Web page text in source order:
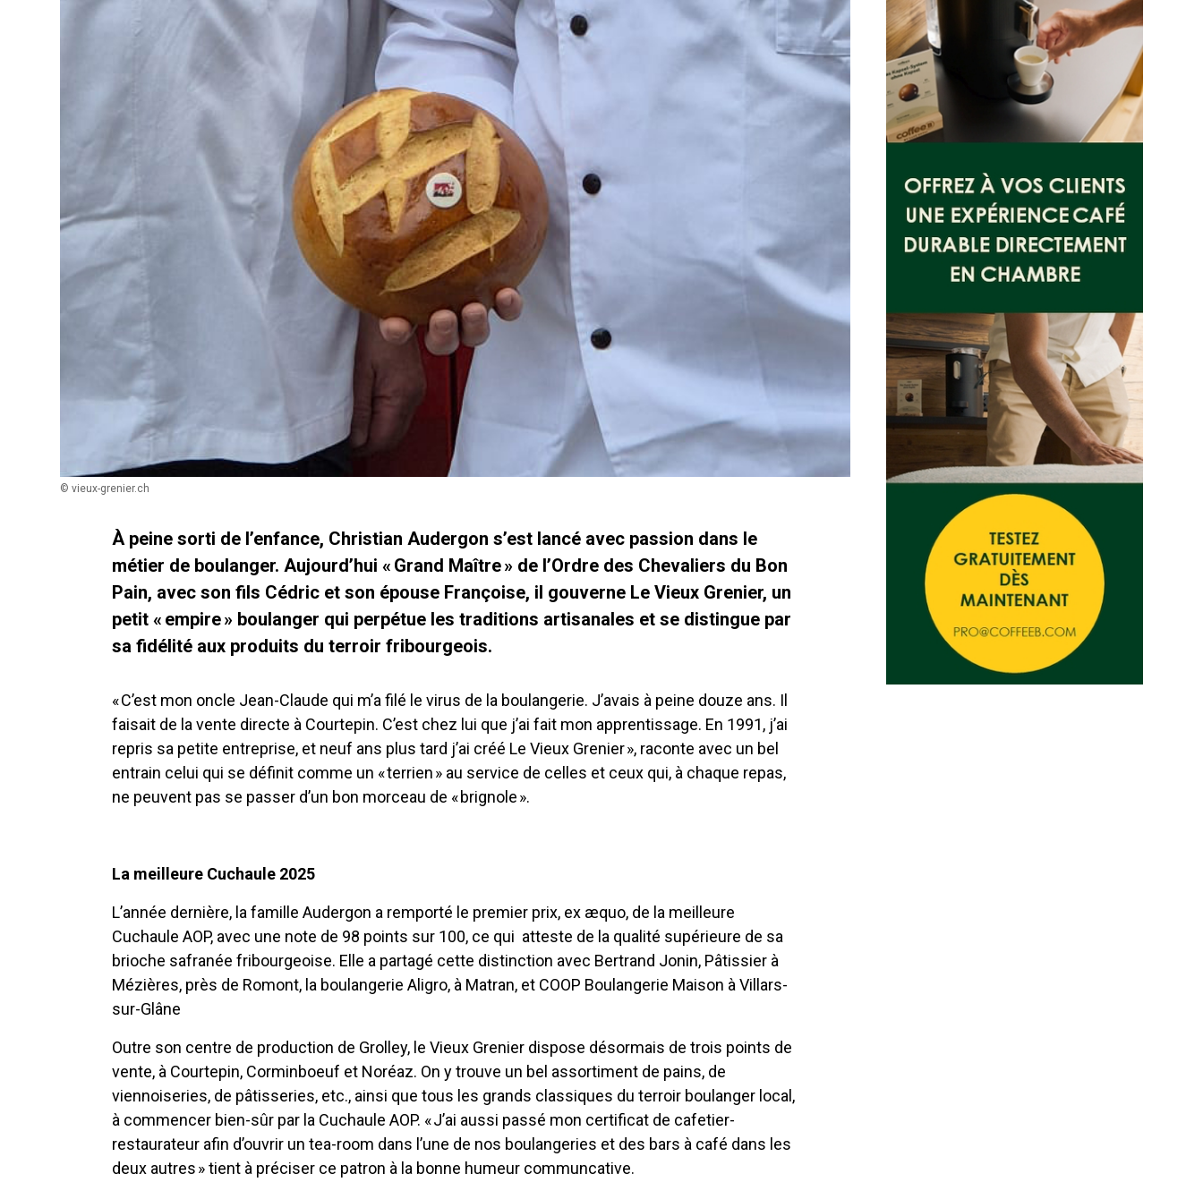
© vieux-grenier.ch
À peine sorti de l’enfance, Christian Audergon s’est lancé avec passion dans le
métier de boulanger. Aujourd’hui « Grand Maître » de l’Ordre des Chevaliers du Bon
Pain, avec son fils Cédric et son épouse Françoise, il gouverne Le Vieux Grenier, un
petit « empire » boulanger qui perpétue les traditions artisanales et se distingue par
sa fidélité aux produits du terroir fribourgeois.
« C’est mon oncle Jean-Claude qui m’a filé le virus de la boulangerie. J’avais à peine douze ans. Il
faisait de la vente directe à Courtepin. C’est chez lui que j’ai fait mon apprentissage. En 1991, j’ai
repris sa petite entreprise, et neuf ans plus tard j’ai créé Le Vieux Grenier », raconte avec un bel
entrain celui qui se définit comme un « terrien » au service de celles et ceux qui, à chaque repas,
ne peuvent pas se passer d’un bon morceau de « brignole ».
La meilleure Cuchaule 2025
L’année dernière, la famille Audergon a remporté le premier prix, ex æquo, de la meilleure
Cuchaule AOP, avec une note de 98 points sur 100, ce qui atteste de la qualité supérieure de sa
brioche safranée fribourgeoise. Elle a partagé cette distinction avec Bertrand Jonin, Pâtissier à
Mézières, près de Romont, la boulangerie Aligro, à Matran, et COOP Boulangerie Maison à Villars-
sur-Glâne
Outre son centre de production de Grolley, le Vieux Grenier dispose désormais de trois points de
vente, à Courtepin, Corminboeuf et Noréaz. On y trouve un bel assortiment de pains, de
viennoiseries, de pâtisseries, etc., ainsi que tous les grands classiques du terroir boulanger local,
à commencer bien-sûr par la Cuchaule AOP. « J’ai aussi passé mon certificat de cafetier-
restaurateur afin d’ouvrir un tea-room dans l’une de nos boulangeries et des bars à café dans les
deux autres » tient à préciser ce patron à la bonne humeur communcative.